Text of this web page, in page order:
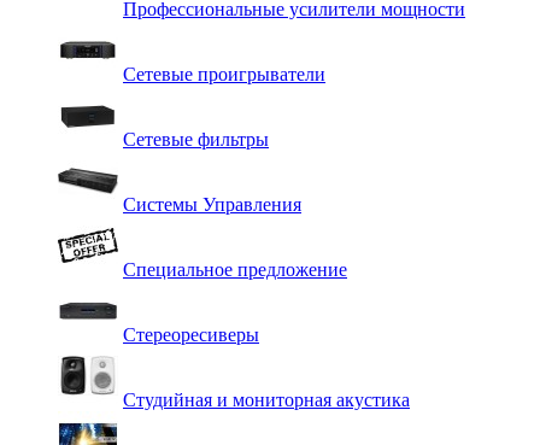
Профессиональные усилители мощности
Сетевые проигрыватели
Сетевые фильтры
Системы Управления
Специальное предложение
Стереоресиверы
Студийная и мониторная акустика